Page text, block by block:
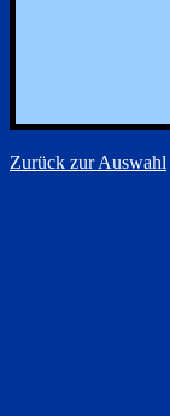
Zurück zur Auswahl